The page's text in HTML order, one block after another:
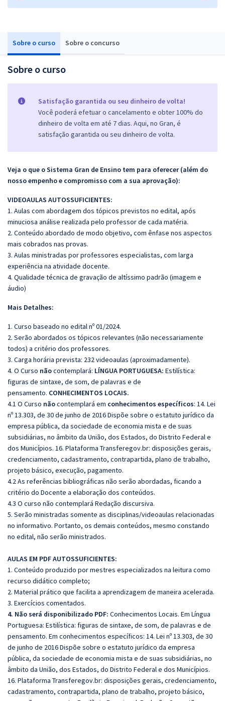
Sobre o curso Sobre o concurso
Sobre o curso
Satisfação garantida ou seu dinheiro de volta!
Você poderá efetuar o cancelamento e obter 100% do
dinheiro de volta em até 7 dias. Aqui, no Gran, é
satisfação garantida ou seu dinheiro de volta.
Veja o que o Sistema Gran de Ensino tem para oferecer (além do
nosso empenho e compromisso com a sua aprovação):
VIDEOAULAS AUTOSSUFICIENTES:
1. Aulas com abordagem dos tópicos previstos no edital, após
minuciosa análise realizada pelo professor de cada matéria.
2. Conteúdo abordado de modo objetivo, com ênfase nos aspectos
mais cobrados nas provas.
3. Aulas ministradas por professores especialistas, com larga
experiência na atividade docente.
4. Qualidade técnica de gravação de altíssimo padrão (imagem e
áudio)
Mais Detalhes:
1. Curso baseado no edital nº 01/2024.
2. Serão abordados os tópicos relevantes (não necessariamente
todos) a critério dos professores.
3. Carga horária prevista: 232 videoaulas (aproximadamente).
4. O Curso nãocontemplará: LÍNGUA PORTUGUESA: Estilística:
figuras de sintaxe, de som, de palavras e de
pensamento. CONHECIMENTOS LOCAIS.
4.1 O Curso nãocontemplará em conhecimentos específicos: 14. Lei
nº 13.303, de 30 de junho de 2016 Dispõe sobre o estatuto jurídico da
empresa pública, da sociedade de economia mista e de suas
subsidiárias, no âmbito da União, dos Estados, do Distrito Federal e
dos Municípios. 16. Plataforma Transferegov.br: disposições gerais,
credenciamento, cadastramento, contrapartida, plano de trabalho,
projeto básico, execução, pagamento.
4.2 As referências bibliográficas não serão abordadas, ficando a
critério do Docente a elaboração dos conteúdos.
4.3 O curso não contemplará Redação discursiva.
5. Serão ministradas somente as disciplinas/videoaulas relacionadas
no informativo. Portanto, os demais conteúdos, mesmo constando
no edital, não serão ministrados.
AULAS EM PDF AUTOSSUFICIENTES:
1. Conteúdo produzido por mestres especializados na leitura como
recurso didático completo;
2. Material prático que facilita a aprendizagem de maneira acelerada.
3. Exercícios comentados.
4. Não será disponibilizado PDF: Conhecimentos Locais. Em Língua
Portuguesa: Estilística: figuras de sintaxe, de som, de palavras e de
pensamento. Em conhecimentos específicos: 14. Lei nº 13.303, de 30
de junho de 2016 Dispõe sobre o estatuto jurídico da empresa
pública, da sociedade de economia mista e de suas subsidiárias, no
âmbito da União, dos Estados, do Distrito Federal e dos Municípios.
16. Plataforma Transferegov.br: disposições gerais, credenciamento,
cadastramento, contrapartida, plano de trabalho, projeto básico,